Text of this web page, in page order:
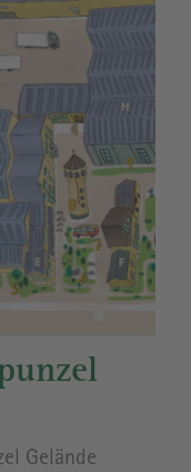
Gelände